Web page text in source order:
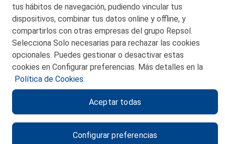
CONTACTO
MAPA WEB
POLITICA DE PRIVACIDAD
POLITICA DE COOKIES
CANAL DE ÉTICA
tus hábitos de navegación, pudiendo vincular tus
dispositivos, combinar tus datos online y offline, y
compartirlos con otras empresas del grupo Repsol.
Selecciona Solo necesarias para rechazar las cookies
opcionales. Puedes gestionar o desactivar estas
cookies en Configurar preferencias. Más detalles en la
Política de Cookies.
Configurar preferencias
Aceptar todas